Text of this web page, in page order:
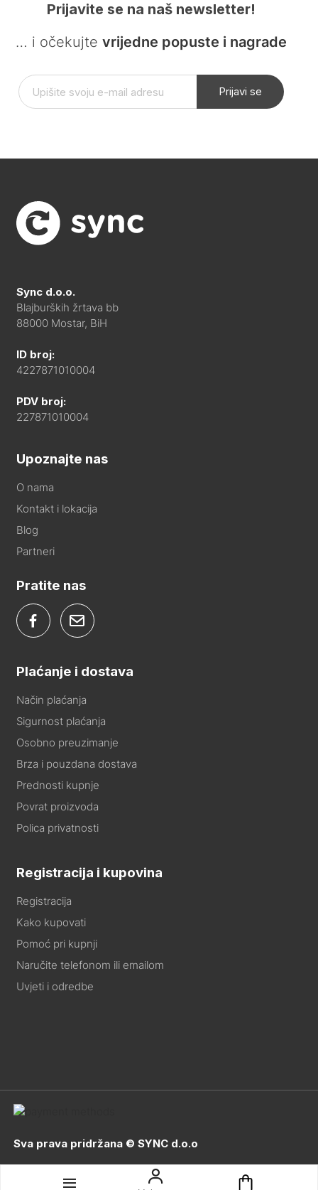
Prijavite se na naš newsletter!
… i očekujte vrijedne popuste i nagrade
Prijavi se
Sync d.o.o.
Blajburških žrtava bb
88000 Mostar, BiH
ID broj:
4227871010004
PDV broj:
227871010004
Upoznajte nas
O nama
Kontakt i lokacija
Blog
Partneri
Pratite nas
Plaćanje i dostava
Način plaćanja
Sigurnost plaćanja
Osobno preuzimanje
Brza i pouzdana dostava
Prednosti kupnje
Povrat proizvoda
Polica privatnosti
Registracija i kupovina
Registracija
Kako kupovati
Pomoć pri kupnji
Naručite telefonom ili emailom
Uvjeti i odredbe
Sva prava pridržana © SYNC d.o.o